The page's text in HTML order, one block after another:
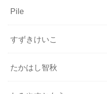
Pile
すずきけいこ
たかはし智秋